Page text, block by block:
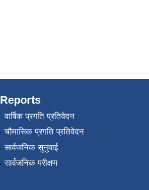
Reports
वार्षिक प्रगति प्रतिवेदन
चौमासिक प्रगति प्रतिवेदन
सार्वजनिक सुनुवाई
सार्वजनिक परीक्षण